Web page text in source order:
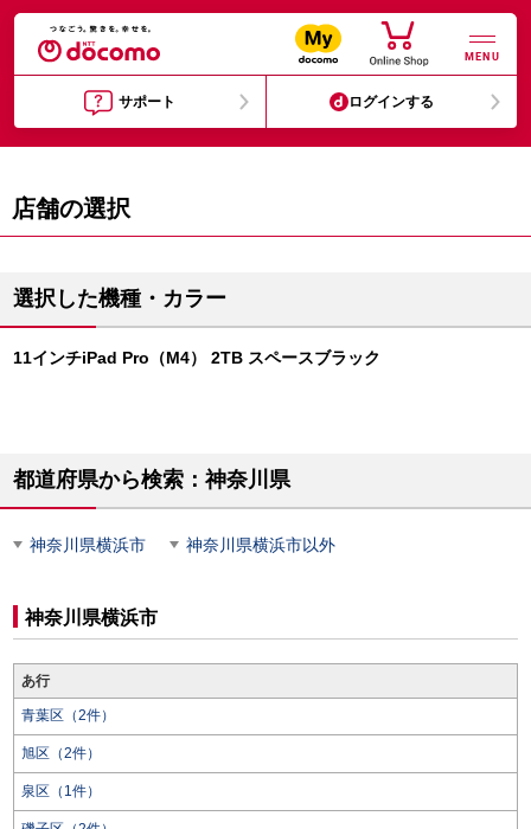
MENU
サポート ログインする
店舗の選択
選択した機種・カラー
11インチiPad Pro（M4） 2TB スペースブラック
都道府県から検索：神奈川県
神奈川県横浜市 神奈川県横浜市以外
神奈川県横浜市
あ行
青葉区（2件）
旭区（2件）
泉区（1件）